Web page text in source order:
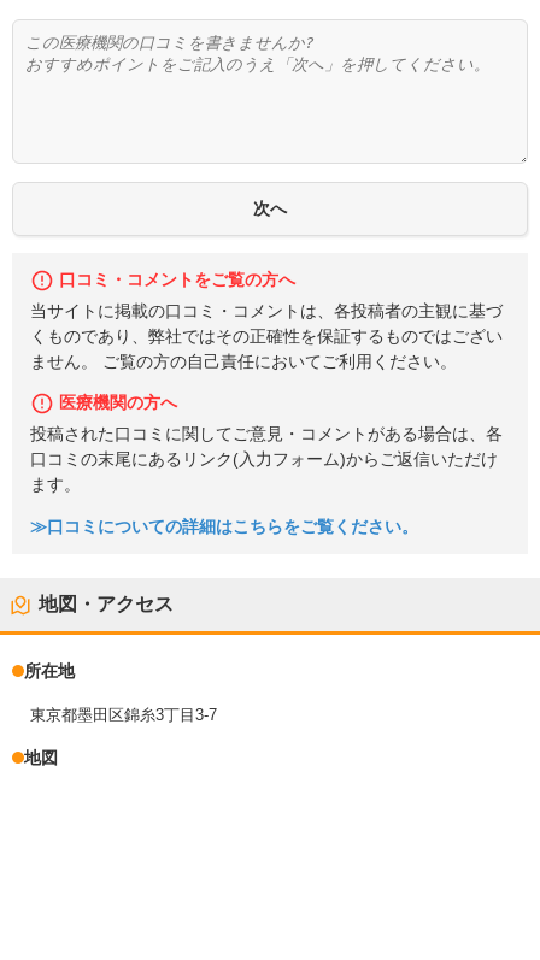
口コミ・コメントをご覧の方へ
当サイトに掲載の口コミ・コメントは、各投稿者の主観に基づ
くものであり、弊社ではその正確性を保証するものではござい
ません。 ご覧の方の自己責任においてご利用ください。
医療機関の方へ
投稿された口コミに関してご意見・コメントがある場合は、各
口コミの末尾にあるリンク(入力フォーム)からご返信いただけ
ます。
≫口コミについての詳細はこちらをご覧ください。
地図・アクセス
所在地
東京都墨田区錦糸3丁目3-7
地図